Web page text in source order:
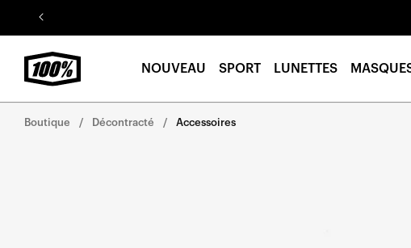
Aller au
contenu
NOUVEAU SPORT LUNETTES
Boutique Décontracté Accessoires